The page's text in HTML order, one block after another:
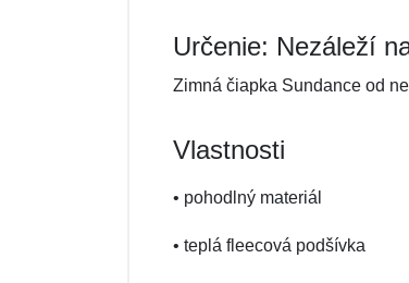
Určenie: Nezáleží
Zimná čiapka Sundance od
Vlastnosti
• pohodlný materiál
• teplá fleecová podšívka